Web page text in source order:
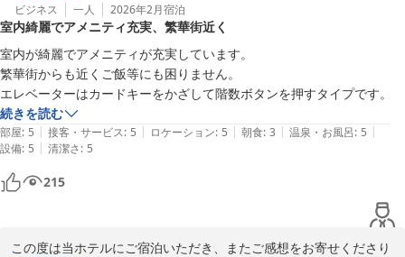
相鉄グランドフレッサ熊本
フロントスタッフ
相鉄グランドフレッサ 熊本
2026-03-01
ビジネス 一人 2026年2月宿泊
室内綺麗でアメニティ充実、繁華街近く
室内が綺麗でアメニティが充実しています。
繁華街からも近くご飯等にも困りません。
エレベーターはカードキーをかざして階数ボタンを押すタイプです。
続きを読む
部屋: 5 | 接客・サービス: 5 | ロケーション: 5 | 朝食: 3 | 温泉・お風呂: 5 |
設備: 5 | 清潔さ: 5
215
この度は当ホテルにご宿泊いただき、またご感想をお寄せくださり